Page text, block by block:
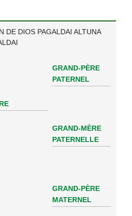
DE DIOS PAGALDAI ALTUNA
GRAND-PÈRE
PATERNEL
GRAND-MÈRE
PATERNELLE
GRAND-PÈRE
MATERNEL